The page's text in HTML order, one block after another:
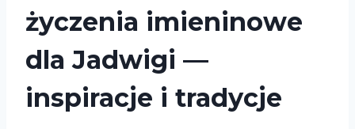
życzenia imieninowe
dla Jadwigi —
inspiracje i tradycje